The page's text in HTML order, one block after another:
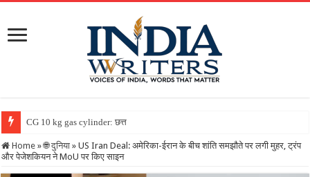
CG 10 kg gas cylinder: छत्तीसगढ़ में पहली बार मिलेगा 10 कि
Home » 🌐 दुनिया » US Iran Deal: अमेरिका-ईरान के बीच शांति समझौते पर लगी मुहर, ट्रंप
और पेजेशकियन ने MoU पर किए साइन